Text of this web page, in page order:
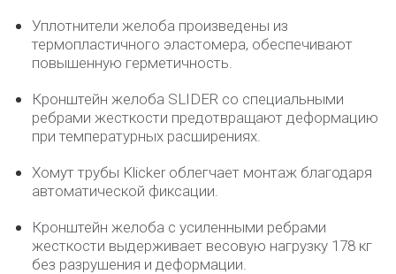
Уплотнители желоба произведены из
термопластичного эластомера, обеспечивают
повышенную герметичность.
Кронштейн желоба SLIDER со специальными
ребрами жесткости предотвращают деформацию
при температурных расширениях.
Хомут трубы Klicker облегчает монтаж благодаря
автоматической фиксации.
Кронштейн желоба с усиленными ребрами
жесткости выдерживает весовую нагрузку 178 кг
без разрушения и деформации.